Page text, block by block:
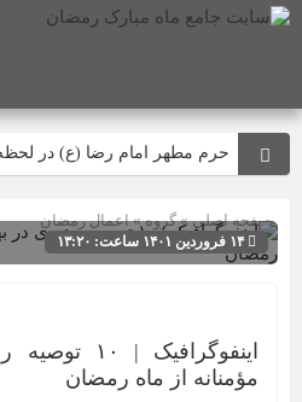
حرم مطهر امام رضا (ع) در
جلوه‌های بزرگ نصرت الهی در
طریقه خواندن نماز عید فطر و
زکات فطره میهمانِ شب عید
پیام‌های جزء ۳۰ قرآن؛ از توحید تا انس همیشگی با قرآن
صفحه اصلی» گروه »اعمال رمضان
۱۴ فروردین ۱۴۰۱ ساعت: ۱۳:۲۰
مؤمنانه از ماه رمضان